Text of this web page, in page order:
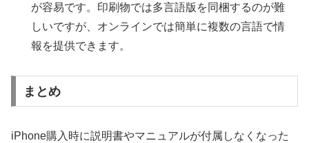
が容易です。印刷物では多言語版を同梱するのが難
しいですが、オンラインでは簡単に複数の言語で情
報を提供できます。
まとめ
iPhone購入時に説明書やマニュアルが付属しなくなった